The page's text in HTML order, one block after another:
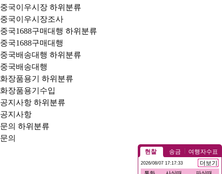
중국이우시장 하위분류
중국이우시장조사
중국1688구매대행 하위분류
중국1688구매대행
중국배송대행 하위분류
중국배송대행
화장품용기
하위분류
화장품용기수입
공지사항 하위분류
공지사항
문의 하위분류
문의